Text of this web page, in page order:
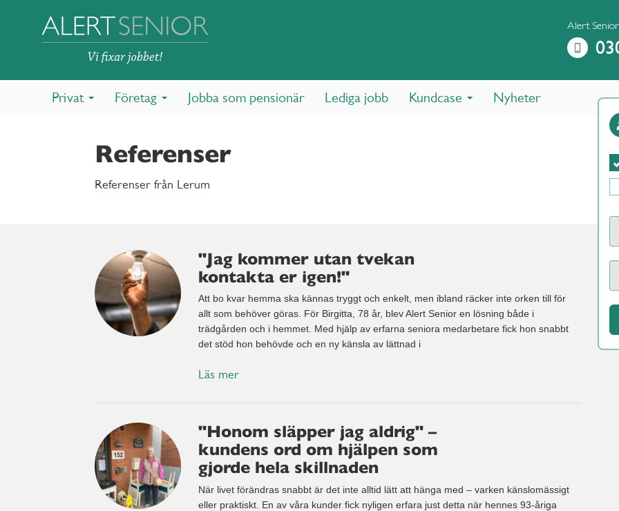
Alert
Privat Företag Jobba som pensionär Lediga jobb Kundcase Nyheter
Referenser
Referenser från Lerum
"Jag kommer utan tvekan
kontakta er igen!"
Att bo kvar hemma ska kännas tryggt och enkelt, men ibland räcker inte orken till för
allt som behöver göras. För Birgitta, 78 år, blev Alert Senior en lösning både i
trädgården och i hemmet. Med hjälp av erfarna seniora medarbetare fick hon snabbt
det stöd hon behövde och en ny känsla av lättnad i
Läs mer
"Honom släpper jag aldrig" –
kundens ord om hjälpen som
gjorde hela skillnaden
När livet förändras snabbt är det inte alltid lätt att hänga med – varken känslomässigt
eller praktiskt. En av våra kunder fick nyligen erfara just detta när hennes 93-åriga